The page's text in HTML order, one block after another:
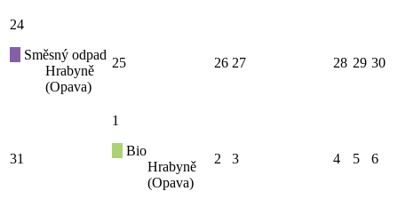
24
Směsný odpad
Hrabyně
(Opava)
25 26 27 28 29 30
31
1
Bio
Hrabyně
(Opava)
2 3 4 5 6